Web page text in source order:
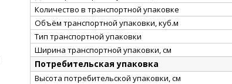
Количество в транспортной упаковке
Объём транспортной упаковки, куб.м
Тип транспортной упаковки
Ширина транспортной упаковки, см
Потребительская упаковка
Высота потребительской упаковки, см